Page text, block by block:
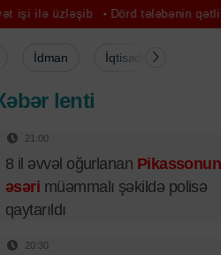
Dörd tələbənin qətlinə görə
İdman İqtisadiyyat
lenti
21:00
8 il əvvəl oğurlanan Pikassonun
əsəri müəmmalı şəkildə polisə
qaytarıldı
20:30